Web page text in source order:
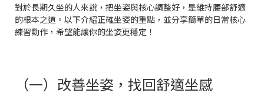
對於長期久坐的人來說，把坐姿與核心調整好，是維持腰部舒適
的根本之道。以下介紹正確坐姿的重點，並分享簡單的日常核心
練習動作，希望能讓你的坐姿更穩定！
（一）改善坐姿，找回舒適坐感